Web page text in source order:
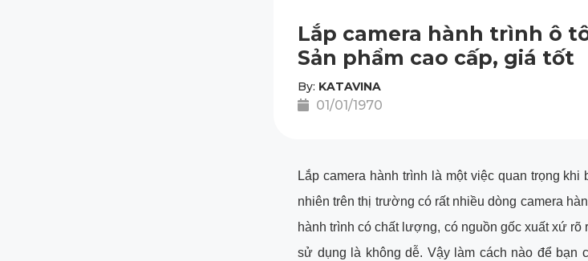
Lắp camera hành trình ô
Sản phẩm cao cấp, giá tốt
By: KATAVINA
01/01/1970
Lắp camera hành trình là một việc quan trọng
nhiên trên thị trường có rất nhiều dòng camera
hành trình có chất lượng, có nguồn gốc xuất xứ rõ
sử dụng là không dễ. Vậy làm cách nào để bạn